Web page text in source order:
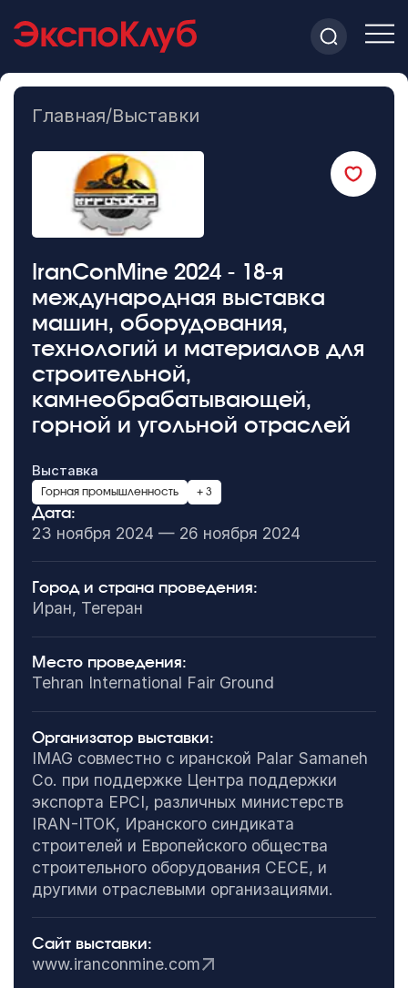
Главная/Выставки
IranConMine 2024 - 18-я
международная выставка
машин, оборудования,
технологий и материалов для
строительной,
камнеобрабатывающей,
горной и угольной отраслей
Выставка
Горная промышленность + 3
Дата:
23 ноября 2024 — 26 ноября 2024
Город и страна проведения:
Иран, Тегеран
Место проведения:
Tehran International Fair Ground
Организатор выставки:
IMAG совместно с иранской Palar Samaneh
Co. при поддержке Центра поддержки
экспорта EPCI, различных министерств
IRAN-ITOK, Иранского синдиката
строителей и Европейского общества
строительного оборудования CECE, и
другими отраслевыми организациями.
Сайт выставки:
www.iranconmine.com